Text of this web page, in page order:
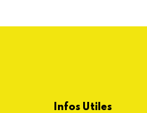
Infos Utiles